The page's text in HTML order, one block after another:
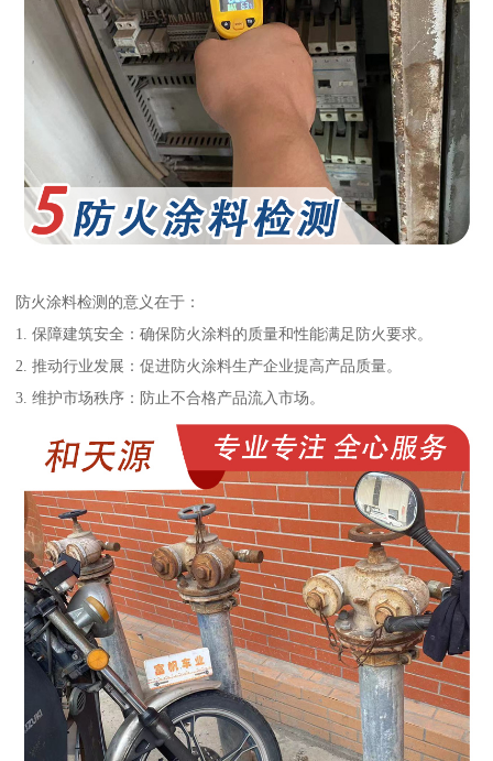
防火涂料检测的意义在于：
1. 保障建筑安全：确保防火涂料的质量和性能满足防火要求。
2. 推动行业发展：促进防火涂料生产企业提高产品质量。
3. 维护市场秩序：防止不合格产品流入市场。